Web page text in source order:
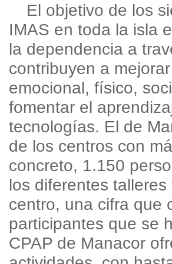
El objetivo de los
IMAS en toda la isla
la dependencia a
contribuyen a
emocional, físico,
fomentar el
tecnologías. El de
de los centros con
concreto, 1.150
los diferentes
centro, una cifra que
participantes que se
CPAP de Manacor